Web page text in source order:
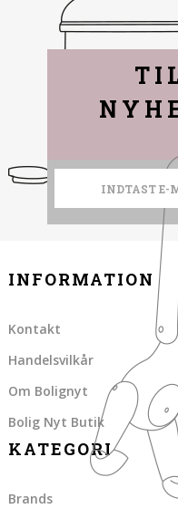
INFORMATION
Kontakt
Handelsvilkår
Om Bolignyt
Bolig Nyt Butik
KATEGORI
Brands